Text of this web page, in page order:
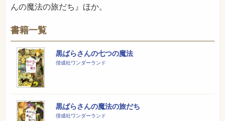
んの魔法の旅だち』ほか。
書籍一覧
黒ばらさんの七つの魔法
偕成社ワンダーランド
黒ばらさんの魔法の旅だち
偕成社ワンダーランド